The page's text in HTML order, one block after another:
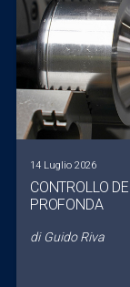
14 Luglio 2026
CONTROLLO
PROFONDA
di Guido Riva